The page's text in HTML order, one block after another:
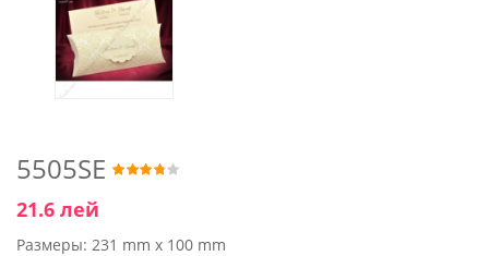
5505SE
21.6 лей
Размеры: 231 mm x 100 mm